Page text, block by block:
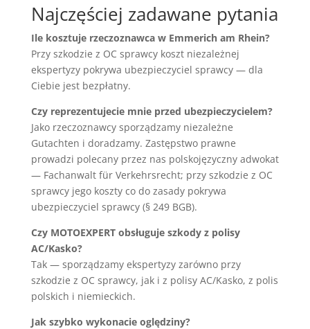
Najczęściej zadawane pytania
Ile kosztuje rzeczoznawca w Emmerich am Rhein?
Przy szkodzie z OC sprawcy koszt niezależnej
ekspertyzy pokrywa ubezpieczyciel sprawcy — dla
Ciebie jest bezpłatny.
Czy reprezentujecie mnie przed ubezpieczycielem?
Jako rzeczoznawcy sporządzamy niezależne
Gutachten i doradzamy. Zastępstwo prawne
prowadzi polecany przez nas polskojęzyczny adwokat
— Fachanwalt für Verkehrsrecht; przy szkodzie z OC
sprawcy jego koszty co do zasady pokrywa
ubezpieczyciel sprawcy (§ 249 BGB).
Czy MOTOEXPERT obsługuje szkody z polisy
AC/Kasko?
Tak — sporządzamy ekspertyzy zarówno przy
szkodzie z OC sprawcy, jak i z polisy AC/Kasko, z polis
polskich i niemieckich.
Jak szybko wykonacie oględziny?